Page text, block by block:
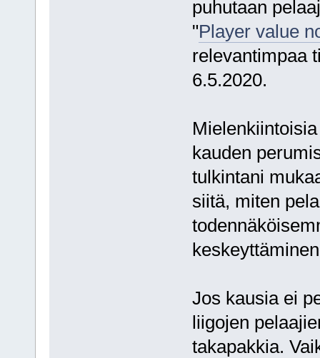
puhutaan
"Player value
relevantimpaa
6.5.2020.
kauden
tulkintani
siitä, miten
Jos kausia ei
liigojen
takapakkia.